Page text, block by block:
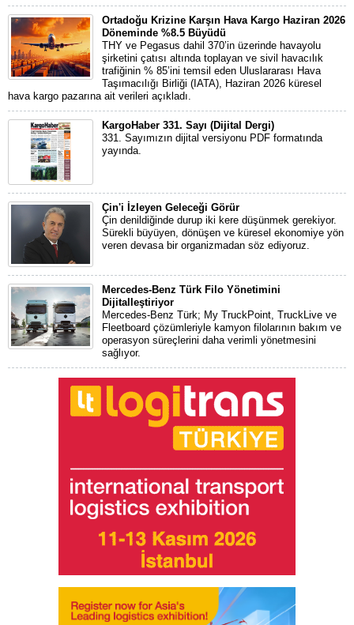
Ortadoğu Krizine Karşın Hava Kargo Haziran 2026
Döneminde %8.5 Büyüdü
THY ve Pegasus dahil 370’in üzerinde havayolu
şirketini çatısı altında toplayan ve sivil havacılık
trafiğinin % 85’ini temsil eden Uluslararası Hava
Taşımacılığı Birliği (IATA), Haziran 2026 küresel
hava kargo pazarına ait verileri açıkladı.
KargoHaber 331. Sayı (Dijital Dergi)
331. Sayımızın dijital versiyonu PDF formatında
yayında.
Çin'i İzleyen Geleceği Görür
Çin denildiğinde durup iki kere düşünmek gerekiyor.
Sürekli büyüyen, dönüşen ve küresel ekonomiye yön
veren devasa bir organizmadan söz ediyoruz.
Mercedes-Benz Türk Filo Yönetimini
Dijitalleştiriyor
Mercedes-Benz Türk; My TruckPoint, TruckLive ve
Fleetboard çözümleriyle kamyon filolarının bakım ve
operasyon süreçlerini daha verimli yönetmesini
sağlıyor.